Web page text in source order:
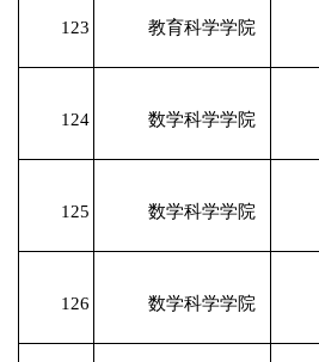
123 教育科学学院
124 数学科学学院
125 数学科学学院
126 数学科学学院